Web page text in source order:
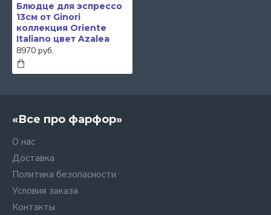
Блюдце для эспрессо
13см от Ginori
коллекция Oriente
Italiano цвет Azalea
8970 руб.
«Все про фарфор»
О нас
Доставка
Политика безопасности
Условия заказа
Контакты